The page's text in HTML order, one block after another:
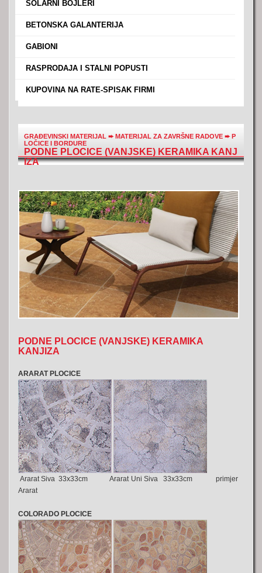
SOLARNI BOJLERI
BETONSKA GALANTERIJA
GABIONI
RASPRODAJA I STALNI POPUSTI
KUPOVINA NA RATE-SPISAK FIRMI
GRAĐEVINSKI MATERIJAL ➨MATERIJAL ZA ZAVRŠNE RADOVE ➨P
LOČICE I BORDURE
PODNE PLOCICE (VANJSKE) KERAMIKA KANJ
IZA
PODNE PLOCICE (VANJSKE) KERAMIKA
KANJIZA
ARARAT PLOCICE
Ararat Siva 33x33cm Ararat Uni Siva 33x33cm primjer
Ararat
COLORADO PLOCICE